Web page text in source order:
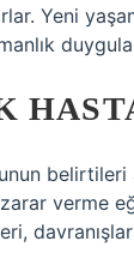
Yeni
verme